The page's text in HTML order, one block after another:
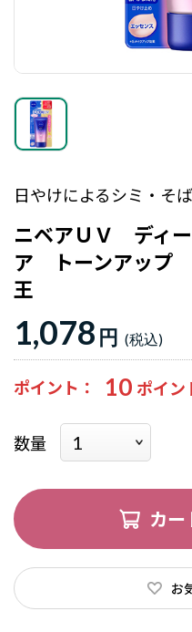
日やけによるシミ・そ
ニベアＵＶ ディ
ア トーンアッ
王
1,078 円
ポイント 10
数量
カー
お